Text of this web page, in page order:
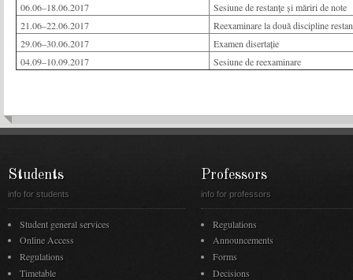
06.06–18.06.2017
Sesiune de restanţe și măriri de note
21.06–22.06.2017
Reexaminare la două discipline
29.06–30.06.2017
Examen disertație
04.09–10.09.2017
Sesiune de reexaminare
Students
info for students
Student general services
Online Access
Regulations
Timetable
Professors
info for professors
Regulations
Announcements
Forms
Decisions